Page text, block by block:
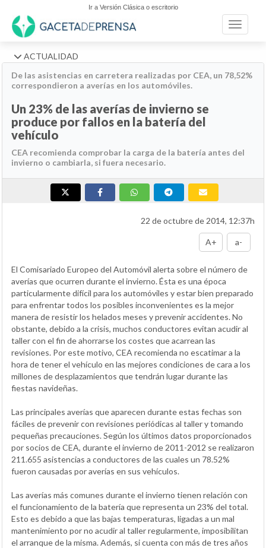
Ir a Versión Clásica o escritorio
Toggle
ACTUALIDAD
De las asistencias en carretera realizadas por CEA, un 78,52%
correspondieron a averías en los automóviles.
Un 23% de las averías de invierno se
produce por fallos en la batería del
vehículo
CEA recomienda comprobar la carga de la batería antes del
invierno o cambiarla, si fuera necesario.
22 de octubre de 2014, 12:37h
A+ a-
El Comisariado Europeo del Automóvil alerta sobre el número de
averías que ocurren durante el invierno. Ésta es una época
particularmente difícil para los automóviles y estar bien preparado
para enfrentar todos los posibles inconvenientes es la mejor
manera de resistir los helados meses y prevenir accidentes. No
obstante, debido a la crisis, muchos conductores evitan acudir al
taller con el fin de ahorrarse los costes que acarrean las
revisiones. Por este motivo, CEA recomienda no escatimar a la
hora de tener el vehículo en las mejores condiciones de cara a los
millones de desplazamientos que tendrán lugar durante las
fiestas navideñas.
Las principales averías que aparecen durante estas fechas son
fáciles de prevenir con revisiones periódicas al taller y tomando
pequeñas precauciones. Según los últimos datos proporcionados
por socios de CEA, durante el invierno de 2011-2012 se realizaron
211.655 asistencias a conductores de las cuales un 78.52%
fueron causadas por averías en sus vehículos.
Las averías más comunes durante el invierno tienen relación con
el funcionamiento de la batería que representa un 23% del total.
Esto es debido a que las bajas temperaturas, ligadas a un mal
mantenimiento por no acudir al taller regularmente, imposibilitan
el arranque de la misma. Además, si cuenta con más de tres años